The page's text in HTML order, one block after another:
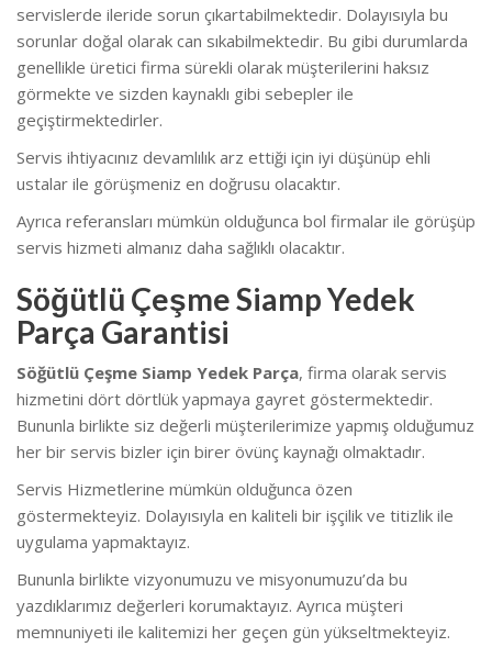
servislerde ileride sorun çıkartabilmektedir. Dolayısıyla bu
sorunlar doğal olarak can sıkabilmektedir. Bu gibi durumlarda
genellikle üretici firma sürekli olarak müşterilerini haksız
görmekte ve sizden kaynaklı gibi sebepler ile
geçiştirmektedirler.
Servis ihtiyacınız devamlılık arz ettiği için iyi düşünüp ehli
ustalar ile görüşmeniz en doğrusu olacaktır.
Ayrıca referansları mümkün olduğunca bol firmalar ile görüşüp
servis hizmeti almanız daha sağlıklı olacaktır.
Söğütlü Çeşme Siamp Yedek
Parça Garantisi
Söğütlü Çeşme Siamp Yedek Parça, firma olarak servis
hizmetini dört dörtlük yapmaya gayret göstermektedir.
Bununla birlikte siz değerli müşterilerimize yapmış olduğumuz
her bir servis bizler için birer övünç kaynağı olmaktadır.
Servis Hizmetlerine mümkün olduğunca özen
göstermekteyiz. Dolayısıyla en kaliteli bir işçilik ve titizlik ile
uygulama yapmaktayız.
Bununla birlikte vizyonumuzu ve misyonumuzu’da bu
yazdıklarımız değerleri korumaktayız. Ayrıca müşteri
memnuniyeti ile kalitemizi her geçen gün yükseltmekteyiz.